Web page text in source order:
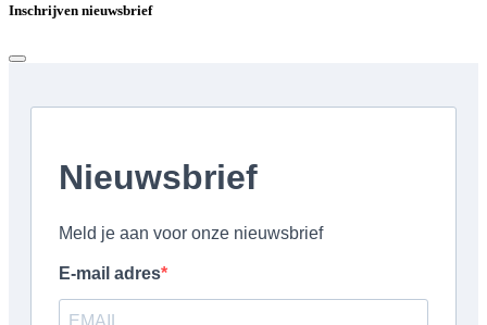
Inschrijven nieuwsbrief